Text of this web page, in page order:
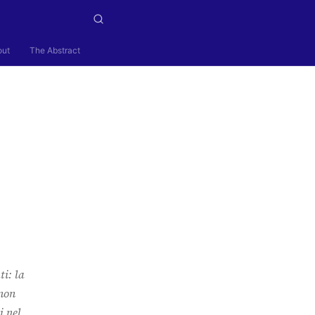
The Abstract
la